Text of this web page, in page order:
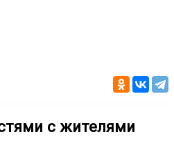
с жителями